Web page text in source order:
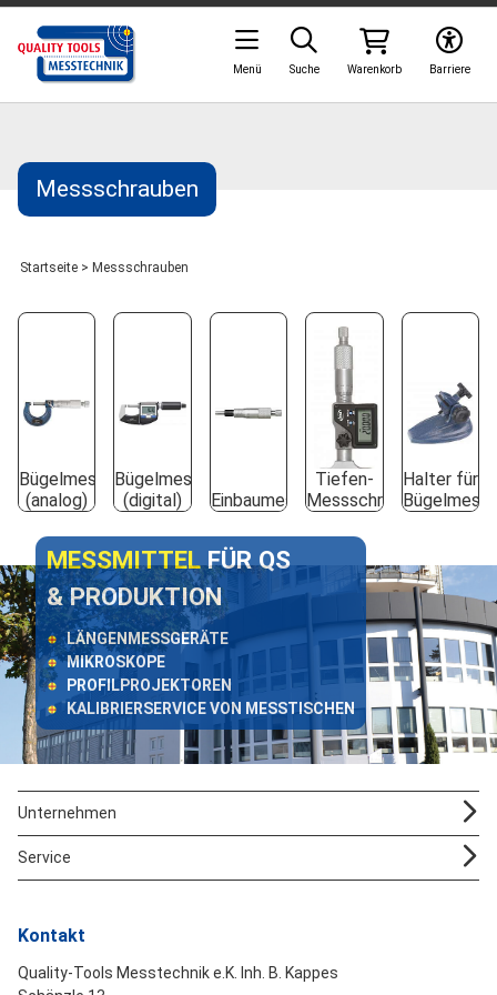
Messschrauben
Startseite > Messschrauben
Bügelmessschrauben
(analog)
Bügelmessschrauben
(digital)
Einbaumessschrauben
Tiefen-
Messschrauben
Halter für
MESSMITTELFÜR QS
& PRODUKTION
LÄNGENMESSGERÄTE
MIKROSKOPE
PROFILPROJEKTOREN
KALIBRIERSERVICE VON MESSTISCHEN
Kontakt
Quality-Tools Messtechnik e.K. Inh. B. Kappes
Unternehmen
Service
Barriere
Warenkorb
Suche
Menü